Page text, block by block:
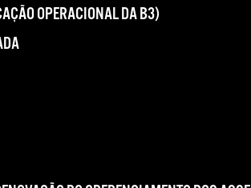
OPERACIONAL DA B3)